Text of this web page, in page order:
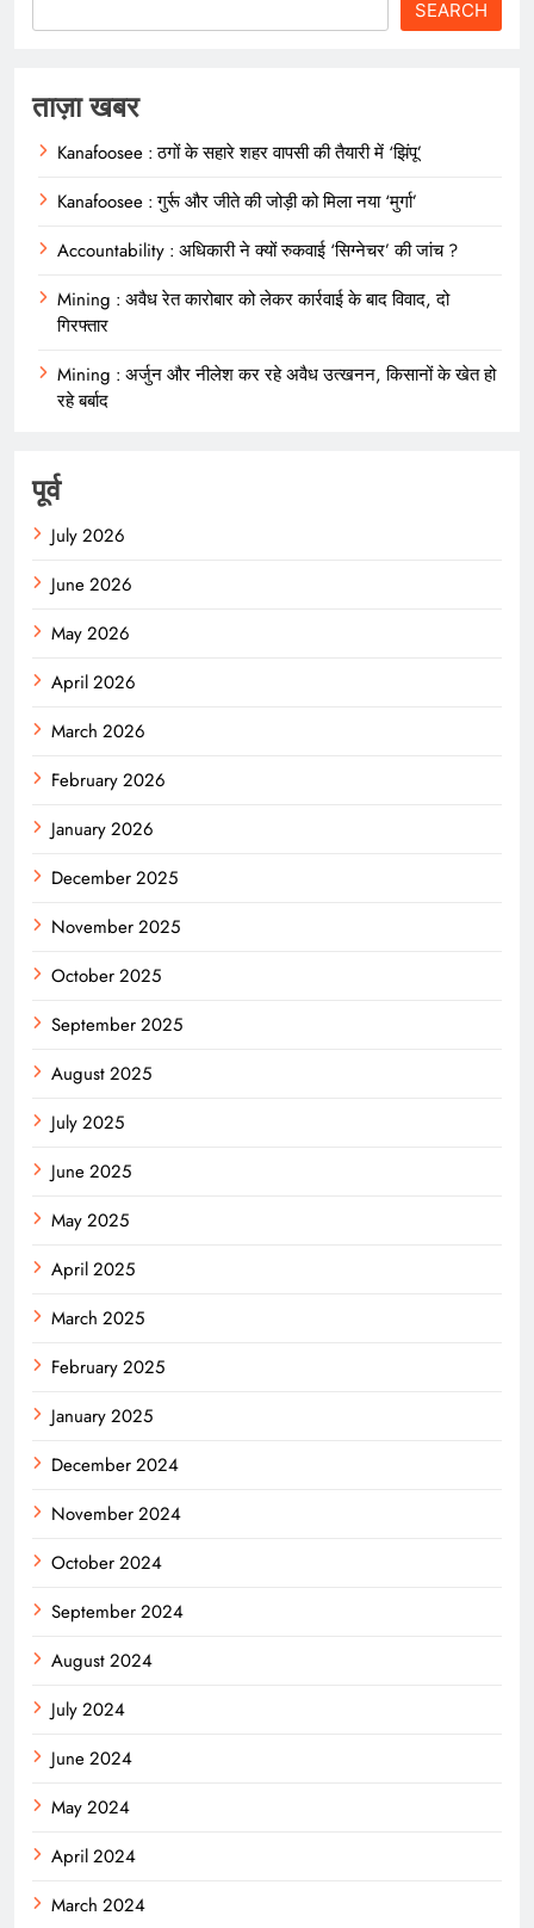
SEARCH
ताज़ा खबर
Kanafoosee : ठगों के सहारे शहर वापसी की तैयारी में ‘झिंपू’
Kanafoosee : गुर्रू और जीते की जोड़ी को मिला नया ‘मुर्गा’
Accountability : अधिकारी ने क्यों रुकवाई ‘सिग्नेचर’ की जांच ?
Mining : अवैध रेत कारोबार को लेकर कार्रवाई के बाद विवाद, दो
गिरफ्तार
Mining : अर्जुन और नीलेश कर रहे अवैध उत्खनन, किसानों के खेत हो
रहे बर्बाद
पूर्व
July 2026
June 2026
May 2026
April 2026
March 2026
February 2026
January 2026
December 2025
November 2025
October 2025
September 2025
August 2025
July 2025
June 2025
May 2025
April 2025
March 2025
February 2025
January 2025
December 2024
November 2024
October 2024
September 2024
August 2024
July 2024
June 2024
May 2024
April 2024
March 2024